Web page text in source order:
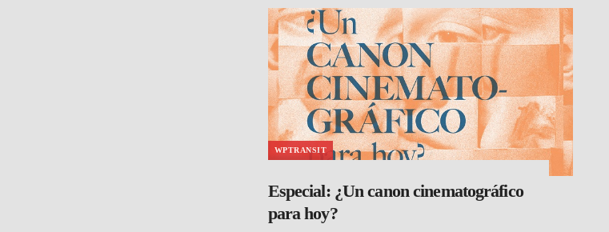
WPTRANSIT
Especial: ¿Un canon cinematográfico
para hoy?